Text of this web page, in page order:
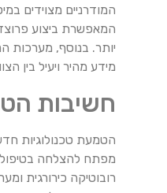
המודרניים מצוידים
המאפשרת ביצוע
יותר. בנוסף, מערכות
מידע מהיר ויעיל בין
חשיבות
הטמעת טכנולוגיות
מפתח להצלחה
רובוטיקה כירורגית